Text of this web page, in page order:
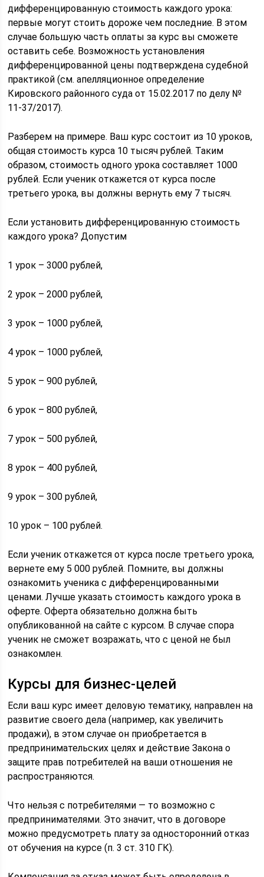
дифференцированную стоимость каждого урока:
первые могут стоить дороже чем последние. В этом
случае большую часть оплаты за курс вы сможете
оставить себе. Возможность установления
дифференцированной цены подтверждена судебной
практикой (см. апелляционное определение
Кировского районного суда от 15.02.2017 по делу №
11-37/2017).
Разберем на примере. Ваш курс состоит из 10 уроков,
общая стоимость курса 10 тысяч рублей. Таким
образом, стоимость одного урока составляет 1000
рублей. Если ученик откажется от курса после
третьего урока, вы должны вернуть ему 7 тысяч.
Если установить дифференцированную стоимость
каждого урока? Допустим
1 урок – 3000 рублей,
2 урок – 2000 рублей,
3 урок – 1000 рублей,
4 урок – 1000 рублей,
5 урок – 900 рублей,
6 урок – 800 рублей,
7 урок – 500 рублей,
8 урок – 400 рублей,
9 урок – 300 рублей,
10 урок – 100 рублей.
Если ученик откажется от курса после третьего урока,
вернете ему 5 000 рублей. Помните, вы должны
ознакомить ученика с дифференцированными
ценами. Лучше указать стоимость каждого урока в
оферте. Оферта обязательно должна быть
опубликованной на сайте с курсом. В случае спора
ученик не сможет возражать, что с ценой не был
ознакомлен.
Курсы для бизнес-целей
Если ваш курс имеет деловую тематику, направлен на
развитие своего дела (например, как увеличить
продажи), в этом случае он приобретается в
предпринимательских целях и действие Закона о
защите прав потребителей на ваши отношения не
распространяются.
Что нельзя с потребителями — то возможно с
предпринимателями. Это значит, что в договоре
можно предусмотреть плату за односторонний отказ
от обучения на курсе (п. 3 ст. 310 ГК).